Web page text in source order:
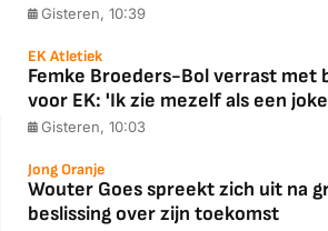
Gisteren, 10:39
EK Atletiek
Femke Broeders-Bol verrast met
voor EK: 'Ik zie mezelf als een
Gisteren, 10:03
Jong Oranje
Wouter Goes spreekt zich uit na
beslissing over zijn toekomst